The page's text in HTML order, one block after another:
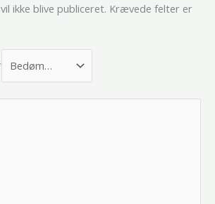
ikke blive publiceret. Krævede felter er